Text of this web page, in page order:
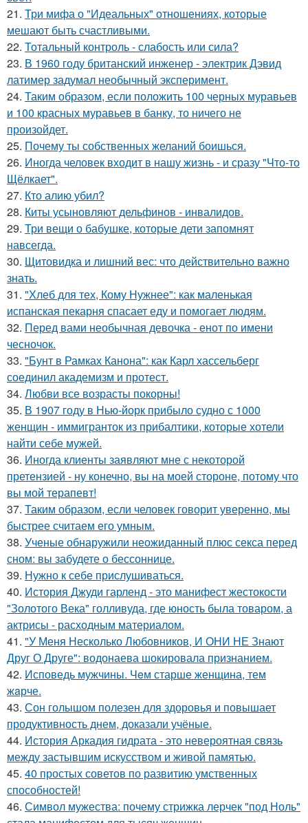
21. Три мифа о "Идеальных" отношениях, которые
мешают быть счастливыми.
22. Тотальный контроль - слабость или сила?
23. В 1960 году британский инженер - электрик Дэвид
латимер задумал необычный эксперимент.
24. Таким образом, если положить 100 черных муравьев
и 100 красных муравьев в банку, то ничего не
произойдет.
25. Почему ты собственных желаний боишься.
26. Иногда человек входит в нашу жизнь - и сразу "Что-то
Щёлкает".
27. Кто алию убил?
28. Киты усыновляют дельфинов - инвалидов.
29. Три вещи о бабушке, которые дети запомнят
навсегда.
30. Щитовидка и лишний вес: что действительно важно
знать.
31. "Хлеб для тех, Кому Нужнее": как маленькая
испанская пекарня спасает еду и помогает людям.
32. Перед вами необычная девочка - енот по имени
чесночок.
33. "Бунт в Рамках Канона": как Карл хассельберг
соединил академизм и протест.
34. Любви все возрасты покорны!
35. В 1907 году в Нью-йорк прибыло судно с 1000
женщин - иммигранток из прибалтики, которые хотели
найти себе мужей.
36. Иногда клиенты заявляют мне с некоторой
претензией - ну конечно, вы на моей стороне, потому что
вы мой терапевт!
37. Таким образом, если человек говорит уверенно, мы
быстрее считаем его умным.
38. Ученые обнаружили неожиданный плюс секса перед
сном: вы забудете о бессоннице.
39. Нужно к себе прислушиваться.
40. История Джуди гарленд - это манифест жестокости
"Золотого Века" голливуда, где юность была товаром, а
актрисы - расходным материалом.
41. "У Меня Несколько Любовников, И ОНИ НЕ Знают
Друг О Друге": водонаева шокировала признанием.
42. Исповедь мужчины. Чeм старше женщина, тем
жaрче.
43. Сон голышом полезен для здоровья и повышает
продуктивность днем, доказали учёные.
44. История Аркадия гидрата - это невероятная связь
между застывшим искусством и живой памятью.
45. 40 простых советов по развитию умственных
способностей!
46. Символ мужества: почему стрижка лерчек "под Ноль"